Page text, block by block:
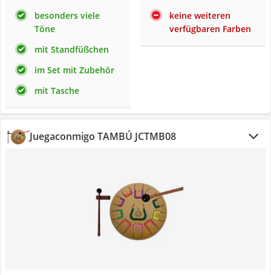
besonders viele
Töne
mit Standfüßchen
im Set mit Zubehör
mit Tasche
keine weiteren
verfügbaren Farben
Juegaconmigo TAMBÚ JCTMB08